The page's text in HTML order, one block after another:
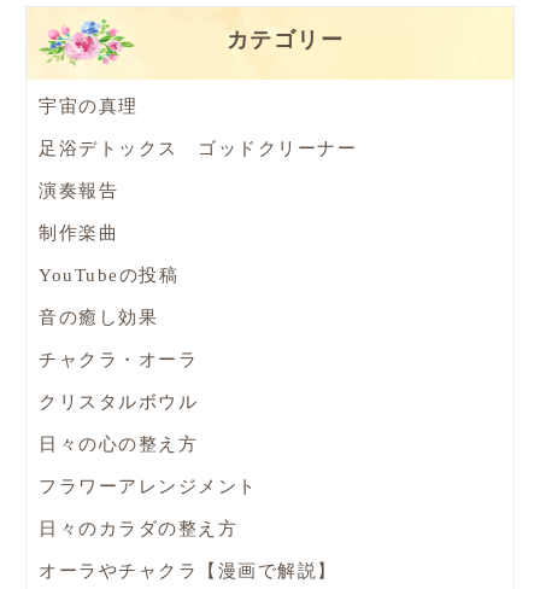
カテゴリー
宇宙の真理
足浴デトックス ゴッドクリーナー
演奏報告
制作楽曲
YouTubeの投稿
音の癒し効果
チャクラ・オーラ
クリスタルボウル
日々の心の整え方
フラワーアレンジメント
日々のカラダの整え方
オーラやチャクラ【漫画で解説】